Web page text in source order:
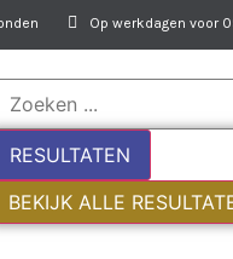
Op werkdagen voor
RESULTATEN
BEKIJK ALLE